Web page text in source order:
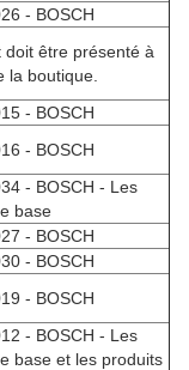
- BOSCH
doit être présenté à
la boutique.
- BOSCH
- BOSCH
- BOSCH - Les
base
- BOSCH
- BOSCH
- BOSCH
- BOSCH - Les
base et les produits